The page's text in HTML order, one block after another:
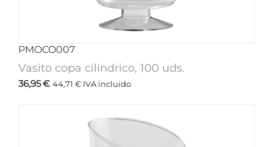
PMOCO007
Vasito copa cilíndrico, 100 uds.
36,95€ 44,71 € IVA incluido